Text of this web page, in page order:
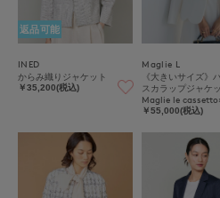
返品可能
INED
からみ織りジャケット
￥35,200(税込)
Maglie L
《大きいサイズ》
スカラップジャケ
Maglie le
紗》
￥55,000(税込)